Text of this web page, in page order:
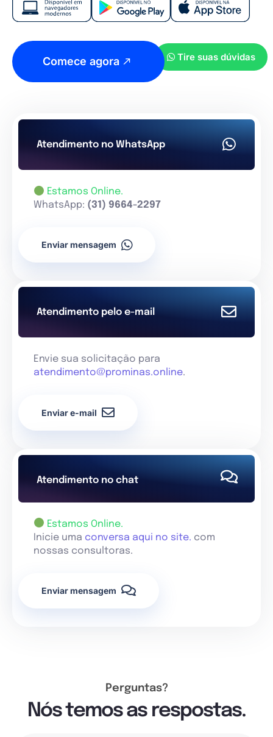
Comece agora Tire suas dúvidas
Atendimento no WhatsApp
Estamos Online.
WhatsApp: (31) 9664-2297
Enviar mensagem
Atendimento pelo e-mail
Envie sua solicitação para
atendimento@prominas.online.
Enviar e-mail
Atendimento no chat
Estamos Online.
Inicie uma conversa aqui no site. com
nossas consultoras.
Enviar mensagem
Perguntas?
Nós temos as respostas.